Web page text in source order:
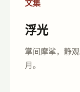
文集
浮光
掌间摩挲，静
月。